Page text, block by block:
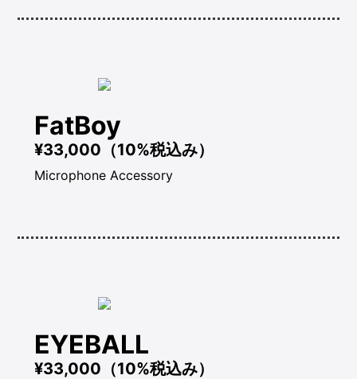
FatBoy
¥33,000（10%税込み）
Microphone Accessory
EYEBALL
¥33,000（10%税込み）